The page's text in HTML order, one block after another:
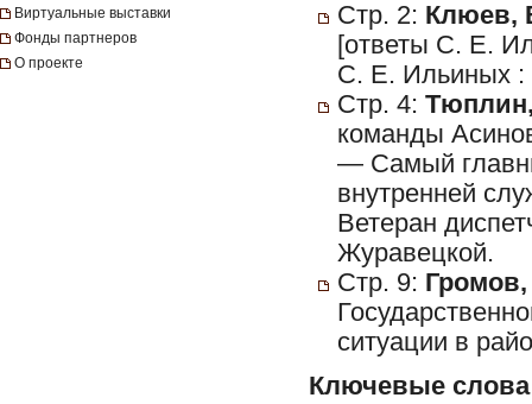
Виртуальные выставки
Фонды партнеров
О проекте
Стр. 2: Клюев,
[ответы С. Е.
С. Е. Ильиных :
Стр. 4:
команды
— Самый
внутренней
Ветеран
Журавецкой.
Стр. 9:
ситуации в
Ключевые слова